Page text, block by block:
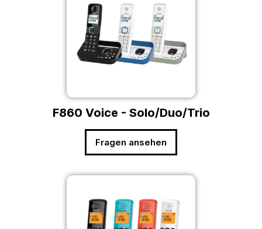
F860 Voice - Solo/Duo/Trio
Fragen ansehen